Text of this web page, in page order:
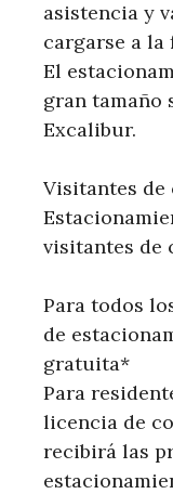
asistencia y
cargarse a
El
gran tamaño
Excalibur.
Visitantes
visitantes de
Para todos
de
gratuita*
Para
licencia de
recibirá las